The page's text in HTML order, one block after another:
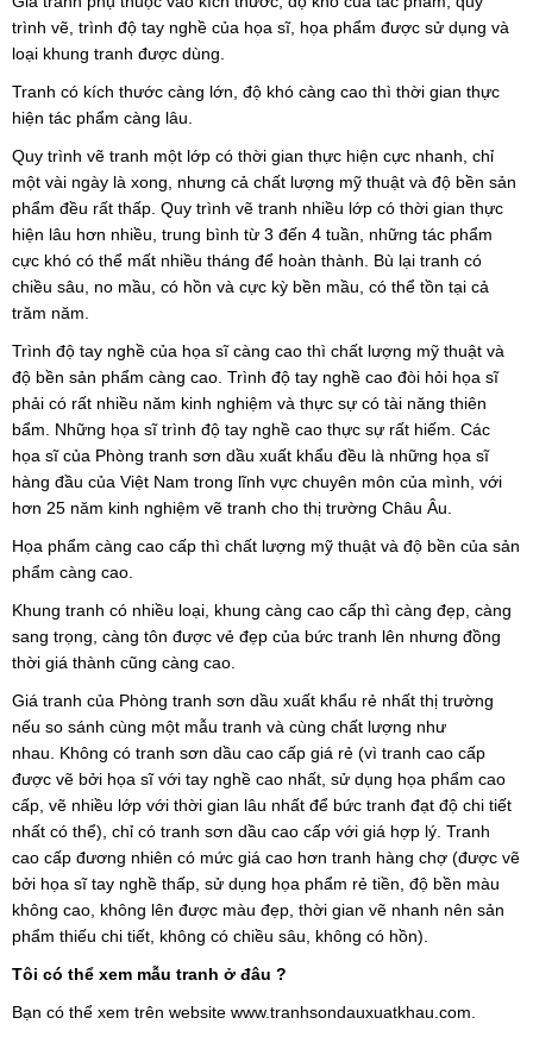
trình vẽ, trình độ tay nghề của họa sĩ, họa phẩm được sử dụng và
loại khung tranh được dùng.
Tranh có kích thước càng lớn, độ khó càng cao thì thời gian thực
hiện tác phẩm càng lâu.
Quy trình vẽ tranh một lớp có thời gian thực hiện cực nhanh, chỉ
một vài ngày là xong, nhưng cả chất lượng mỹ thuật và độ bền sản
phẩm đều rất thấp. Quy trình vẽ tranh nhiều lớp có thời gian thực
hiện lâu hơn nhiều, trung bình từ 3 đến 4 tuần, những tác phẩm
cực khó có thể mất nhiều tháng để hoàn thành. Bù lại tranh có
chiều sâu, no mầu, có hồn và cực kỳ bền mầu, có thể tồn tại cả
trăm năm.
Trình độ tay nghề của họa sĩ càng cao thì chất lượng mỹ thuật và
độ bền sản phẩm càng cao. Trình độ tay nghề cao đòi hỏi họa sĩ
phải có rất nhiều năm kinh nghiệm và thực sự có tài năng thiên
bẩm. Những họa sĩ trình độ tay nghề cao thực sự rất hiếm. Các
họa sĩ của Phòng tranh sơn dầu xuất khẩu đều là những họa sĩ
hàng đầu của Việt Nam trong lĩnh vực chuyên môn của mình, với
hơn 25 năm kinh nghiệm vẽ tranh cho thị trường Châu Âu.
Họa phẩm càng cao cấp thì chất lượng mỹ thuật và độ bền của sản
phẩm càng cao.
Khung tranh có nhiều loại, khung càng cao cấp thì càng đẹp, càng
sang trọng, càng tôn được vẻ đẹp của bức tranh lên nhưng đồng
thời giá thành cũng càng cao.
Giá tranh của Phòng tranh sơn dầu xuất khẩu rẻ nhất thị trường
nếu so sánh cùng một mẫu tranh và cùng chất lượng như
nhau. Không có tranh sơn dầu cao cấp giá rẻ (vì tranh cao cấp
được vẽ bởi họa sĩ với tay nghề cao nhất, sử dụng họa phẩm cao
cấp, vẽ nhiều lớp với thời gian lâu nhất để bức tranh đạt độ chi tiết
nhất có thể), chỉ có tranh sơn dầu cao cấp với giá hợp lý. Tranh
cao cấp đương nhiên có mức giá cao hơn tranh hàng chợ (được vẽ
bởi họa sĩ tay nghề thấp, sử dụng họa phẩm rẻ tiền, độ bền màu
không cao, không lên được màu đẹp, thời gian vẽ nhanh nên sản
phẩm thiếu chi tiết, không có chiều sâu, không có hồn).
Tôi có thể xem mẫu tranh ở đâu ?
Bạn có thể xem trên website www.tranhsondauxuatkhau.com.